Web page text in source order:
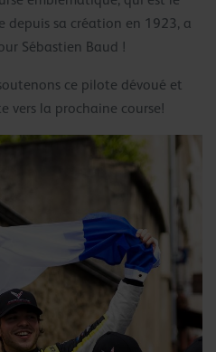
sa création en 1923, a
Sébastien Baud !
ce pilote dévoué et
vers la prochaine course!